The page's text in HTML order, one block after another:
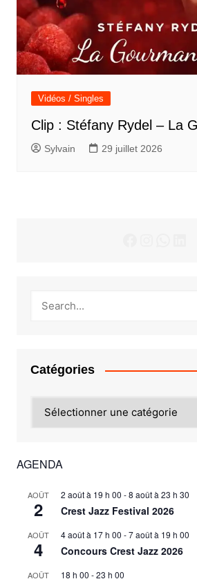
Vidéos / Singles
Clip : Stéfany Rydel – La
Sylvain 29 juillet 2026
Catégories
AGENDA
AOÛT
2
2 août à 19 h 00 -8 août à 23 h 30
Crest Jazz Festival 2026
AOÛT
4
4 août à 17 h 00 -7 août à 19 h 00
Concours Crest Jazz 2026
AOÛT 18 h 00 -23 h 00